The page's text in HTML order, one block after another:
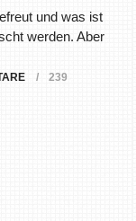
und was ist
werden. Aber
239